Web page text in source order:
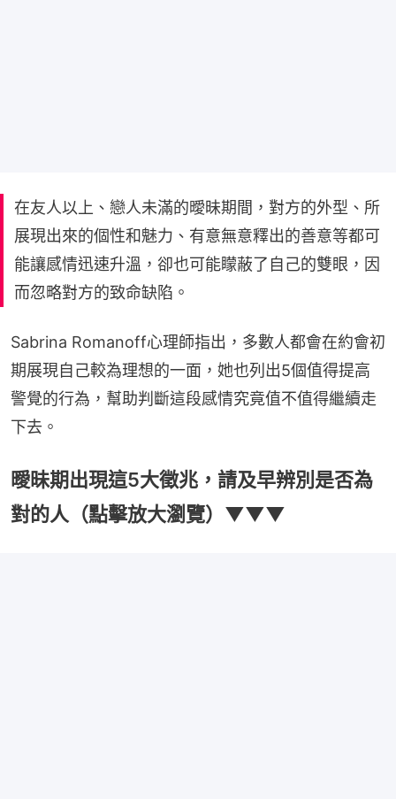
在友人以上、戀人未滿的曖昧期間，對方的外型、所
展現出來的個性和魅力、有意無意釋出的善意等都可
能讓感情迅速升溫，卻也可能矇蔽了自己的雙眼，因
而忽略對方的致命缺陷。
Sabrina Romanoff心理師指出，多數人都會在約會初
期展現自己較為理想的一面，她也列出5個值得提高
警覺的行為，幫助判斷這段感情究竟值不值得繼續走
下去。
曖昧期出現這5大徵兆，請及早辨別是否為
對的人（點擊放大瀏覽）▼▼▼